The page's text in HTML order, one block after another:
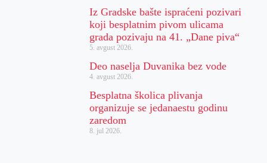
Iz Gradske bašte ispraćeni pozivari
koji besplatnim pivom ulicama
grada pozivaju na 41. „Dane piva“
5. avgust 2026.
Deo naselja Duvanika bez vode
4. avgust 2026.
Besplatna školica plivanja
organizuje se jedanaestu godinu
zaredom
8. jul 2026.